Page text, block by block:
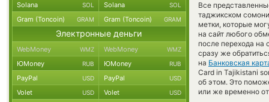
Все
таджикском
метки, которые
на сайт любого
после перехода
сразу же
на Банковская
Card in Tajikistani
об этом. Это
или же временно
Solana SOL Solana SOL
Gram (Toncoin) GRAM Gram (Toncoin) GRAM
Электронные деньги
WebMoney WMZ WebMoney WMZ
ЮMoney RUB ЮMoney RUB
PayPal USD PayPal USD
Volet USD Volet USD